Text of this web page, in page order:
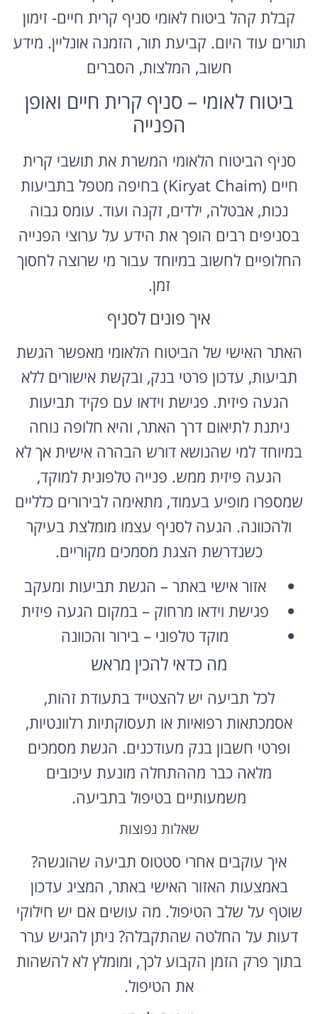
קבלת קהל ביטוח לאומי סניף קרית חיים- זימון
תורים עוד היום. קביעת תור, הזמנה אונליין. מידע
חשוב, המלצות, הסברים
ביטוח לאומי – סניף קרית חיים ואופן
הפנייה
סניף הביטוח הלאומי המשרת את תושבי קרית
חיים (Kiryat Chaim) בחיפה מטפל בתביעות
נכות, אבטלה, ילדים, זקנה ועוד. עומס גבוה
בסניפים רבים הופך את הידע על ערוצי הפנייה
החלופיים לחשוב במיוחד עבור מי שרוצה לחסוך
זמן.
איך פונים לסניף
האתר האישי של הביטוח הלאומי מאפשר הגשת
תביעות, עדכון פרטי בנק, ובקשת אישורים ללא
הגעה פיזית. פגישת וידאו עם פקיד תביעות
ניתנת לתיאום דרך האתר, והיא חלופה נוחה
במיוחד למי שהנושא דורש הבהרה אישית אך לא
הגעה פיזית ממש. פנייה טלפונית למוקד,
שמספרו מופיע בעמוד, מתאימה לבירורים כלליים
ולהכוונה. הגעה לסניף עצמו מומלצת בעיקר
כשנדרשת הצגת מסמכים מקוריים.
אזור אישי באתר – הגשת תביעות ומעקב
פגישת וידאו מרחוק – במקום הגעה פיזית
מוקד טלפוני – בירור והכוונה
מה כדאי להכין מראש
לכל תביעה יש להצטייד בתעודת זהות,
אסמכתאות רפואיות או תעסוקתיות רלוונטיות,
ופרטי חשבון בנק מעודכנים. הגשת מסמכים
מלאה כבר מההתחלה מונעת עיכובים
משמעותיים בטיפול בתביעה.
שאלות נפוצות
איך עוקבים אחרי סטטוס תביעה שהוגשה?
באמצעות האזור האישי באתר, המציג עדכון
שוטף על שלב הטיפול. מה עושים אם יש חילוקי
דעות על החלטה שהתקבלה? ניתן להגיש ערר
בתוך פרק הזמן הקבוע לכך, ומומלץ לא להשהות
את הטיפול.